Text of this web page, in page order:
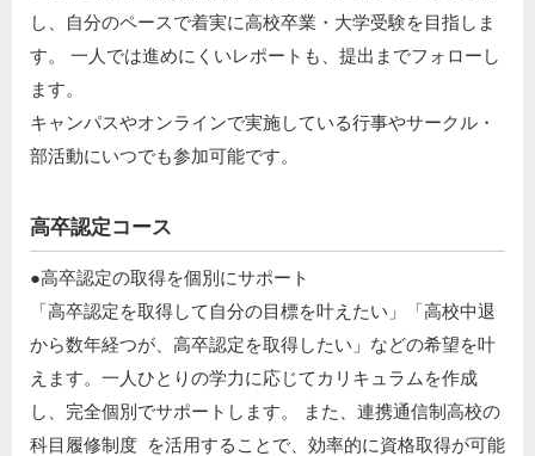
し、自分のペースで着実に高校卒業・大学受験を目指しま
す。 一人では進めにくいレポートも、提出までフォローし
ます。​
キャンパスやオンラインで実施している行事やサークル・
部活動にいつでも参加可能です。
高卒認定コース
●高卒認定の取得を個別にサポート ​
「高卒認定を取得して自分の目標を叶えたい」「高校中退
から数年経つが、高卒認定を取得したい」などの希望を叶
えます。一人ひとりの学力に応じてカリキュラムを作成
し、完全個別でサポートします。 また、連携通信制高校の
科目履修制度 を活用することで、効率的に資格取得が可能